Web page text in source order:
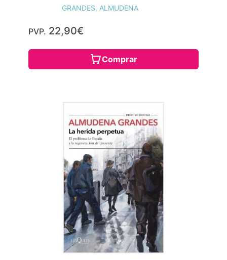
GRANDES, ALMUDENA
PVP. 22,90€
Comprar